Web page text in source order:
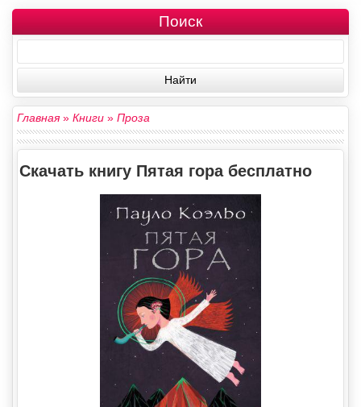
Поиск
Главная» Книги » Проза
Скачать книгу Пятая гора бесплатно